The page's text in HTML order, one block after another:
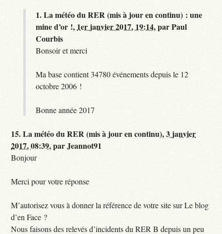
1.La météo du RER (mis à jour en continu) : une
mine d’or !, 1er janvier 2017, 19:14,parPaul
Courbis
Bonsoir et merci
Ma base contient 34780 événements depuis le 12
octobre 2006 !
Bonne année 2017
15.La météo du RER (mis à jour en continu),3 janvier
2017, 08:39,parJeannot91
Bonjour
Merci pour votre réponse
M’autorisez vous à donner la référence de votre site sur Le blog
d’en Face ?
Nous faisons des relevés d’incidents du RER B depuis un peu